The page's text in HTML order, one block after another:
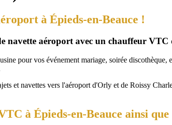
à Épieds-en-Beauce !
navette aéroport avec un chauffeur
pour vos événement mariage, soirée
et navettes vers l'aéroport d'Orly et de Roissy
à Épieds-en-Beauce ainsi